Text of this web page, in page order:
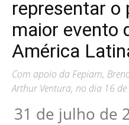
representar o
maior evento
América
Com apoio da Fepiam,
Arthur Ventura, no dia 16
31 de julho de